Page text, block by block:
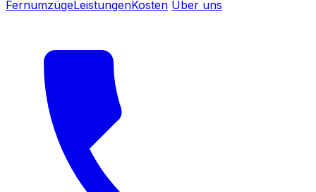
FernumzügeLeistungenKosten Über uns